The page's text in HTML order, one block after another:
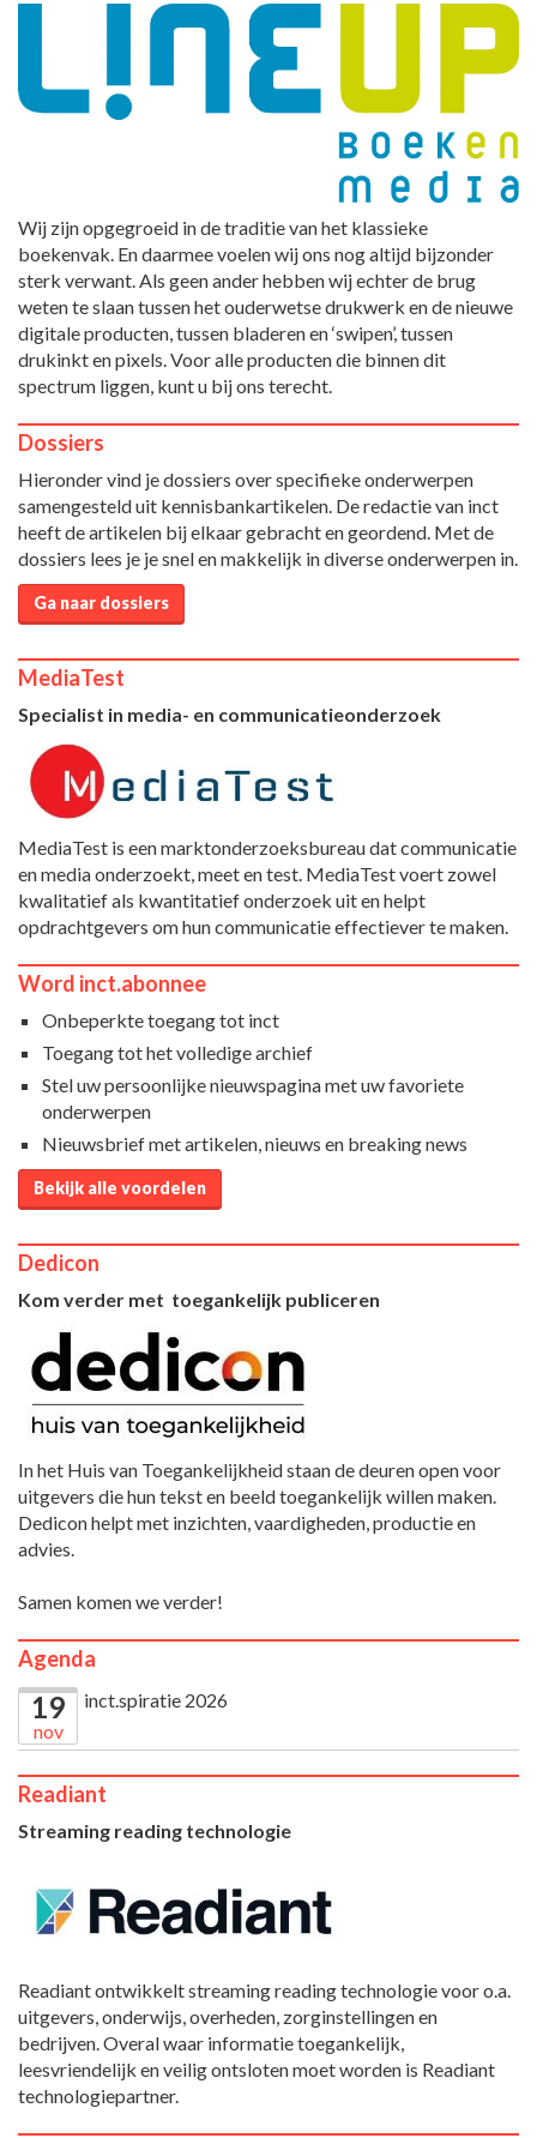
Wij zijn opgegroeid in de traditie van het klassieke
boekenvak. En daarmee voelen wij ons nog altijd bijzonder
sterk verwant. Als geen ander hebben wij echter de brug
weten te slaan tussen het ouderwetse drukwerk en de nieuwe
digitale producten, tussen bladeren en ‘swipen’, tussen
drukinkt en pixels. Voor alle producten die binnen dit
spectrum liggen, kunt u bij ons terecht.
Dossiers
Hieronder vind je dossiers over specifieke onderwerpen
samengesteld uit kennisbankartikelen. De redactie van inct
heeft de artikelen bij elkaar gebracht en geordend. Met de
dossiers lees je je snel en makkelijk in diverse onderwerpen in.
Ga naar dossiers
MediaTest
Specialist in media- en communicatieonderzoek
MediaTest is een marktonderzoeksbureau dat communicatie
en media onderzoekt, meet en test. MediaTest voert zowel
kwalitatief als kwantitatief onderzoek uit en helpt
opdrachtgevers om hun communicatie effectiever te maken.
Word inct.abonnee
Onbeperkte toegang tot inct
Toegang tot het volledige archief
Stel uw persoonlijke nieuwspagina met uw favoriete
onderwerpen
Nieuwsbrief met artikelen, nieuws en breaking news
Bekijk alle voordelen
Dedicon
Kom verder met toegankelijk publiceren
In het Huis van Toegankelijkheid staan de deuren open voor
uitgevers die hun tekst en beeld toegankelijk willen maken.
Dedicon helpt met inzichten, vaardigheden, productie en
advies.
Samen komen we verder!
Agenda
19
nov
inct.spiratie 2026
Readiant
Streaming reading technologie
Readiant ontwikkelt streaming reading technologie voor o.a.
uitgevers, onderwijs, overheden, zorginstellingen en
bedrijven. Overal waar informatie toegankelijk,
leesvriendelijk en veilig ontsloten moet worden is Readiant
technologiepartner.